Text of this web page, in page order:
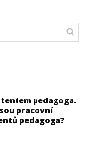
pedagoga.
pracovní
pedagoga?